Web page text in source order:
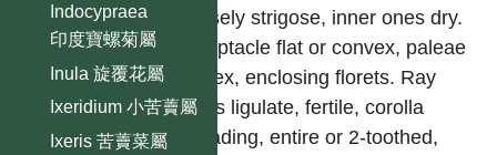
Indocypraea
印度寶螺菊屬
Inula 旋覆花屬
Ixeridium 小苦藚屬
Ixeris 苦藚菜屬
coarsely strigose, inner ones dry.
Receptacle flat or convex, paleae
convex, enclosing florets. Ray
florets ligulate, fertile, corolla
spreading, entire or 2-toothed,